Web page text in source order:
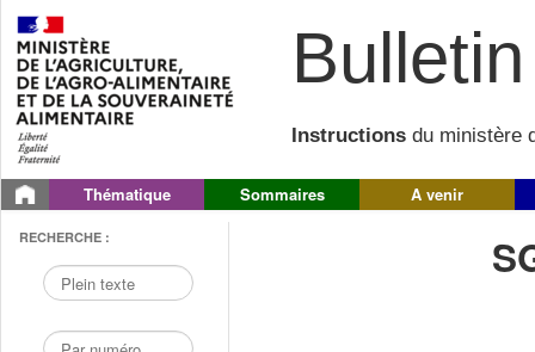
Instructions du ministère
Thématique Sommaires A venir
RECHERCHE :